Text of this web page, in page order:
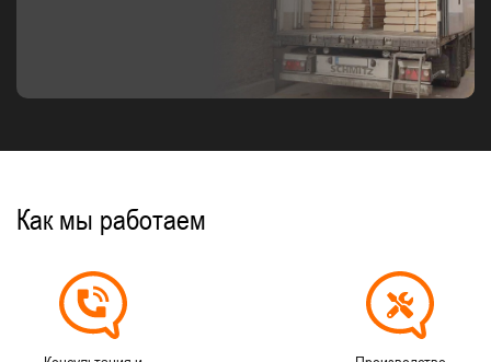
Как мы работаем